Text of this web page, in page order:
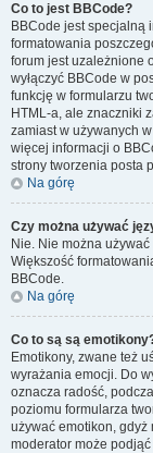
Co to jest BBCode?
BBCode jest specjalną
formatowania
forum jest uzależnione
wyłączyć BBCode w
funkcję w formularzu
HTML-a, ale znaczniki
zamiast w używanych
więcej informacji o
strony tworzenia posta
Na górę
Czy można używać
Nie. Nie można
Większość
BBCode.
Na górę
Co to są są
Emotikony, zwane też
wyrażania emocji. Do
oznacza radość,
poziomu formularza
używać emotikon, gdyż
moderator może